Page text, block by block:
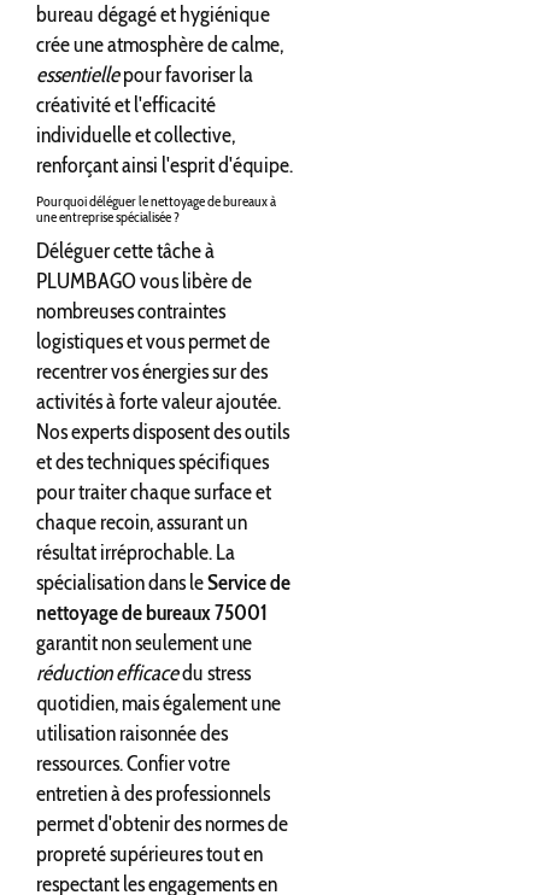
bureau dégagé et hygiénique
crée une atmosphère de calme,
essentiellepour favoriser la
créativité et l'efficacité
individuelle et collective,
renforçant ainsi l'esprit d'équipe.
Pourquoi déléguer le nettoyage de bureaux à
une entreprise spécialisée ?
Déléguer cette tâche à
PLUMBAGO vous libère de
nombreuses contraintes
logistiques et vous permet de
recentrer vos énergies sur des
activités à forte valeur ajoutée.
Nos experts disposent des outils
et des techniques spécifiques
pour traiter chaque surface et
chaque recoin, assurant un
résultat irréprochable. La
spécialisation dans leService de
nettoyage de bureaux 75001
garantit non seulement une
réduction efficacedu stress
quotidien, mais également une
utilisation raisonnée des
ressources. Confier votre
entretien à des professionnels
permet d'obtenir des normes de
propreté supérieures tout en
respectant les engagements en